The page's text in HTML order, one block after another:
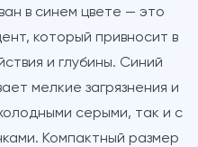
в синем цвете — это
который привносит в
и глубины. Синий
мелкие загрязнения и
серыми, так и с
Компактный размер